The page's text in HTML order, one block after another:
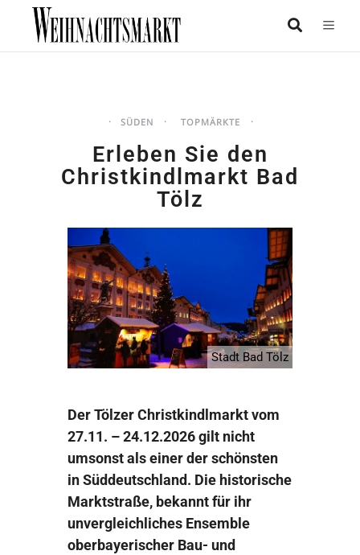
SÜDEN TOPMÄRKTE
Erleben Sie den
Christkindlmarkt Bad
Tölz
Stadt Bad Tölz
Der Tölzer Christkindlmarkt vom
27.11. – 24.12.2026gilt nicht
umsonst als einer der schönsten
in Süddeutschland. Die historische
Marktstraße, bekannt für ihr
unvergleichliches Ensemble
oberbayerischer Bau- und